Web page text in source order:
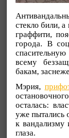
стекло били,
граффити,
города. В
всему
бакам,
Мэрия,
осталась:
уже пытались
к вандализму
глаза.